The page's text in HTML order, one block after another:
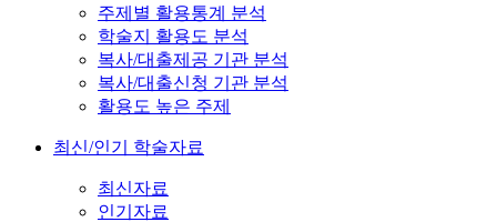
주제별 활용통계 분석
학술지 활용도 분석
복사/대출제공 기관 분석
복사/대출신청 기관 분석
활용도 높은 주제
최신/인기 학술자료
최신자료
인기자료